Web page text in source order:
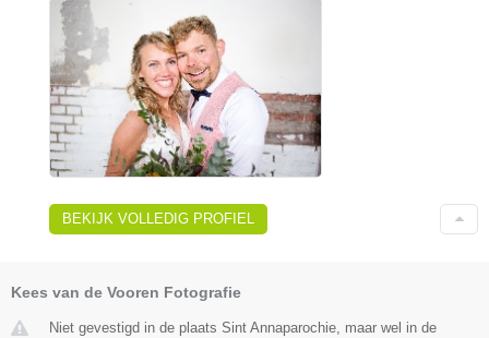
BEKIJK VOLLEDIG PROFIEL
Kees van de Vooren Fotografie
Niet gevestigd in de plaats Sint Annaparochie, maar wel in de